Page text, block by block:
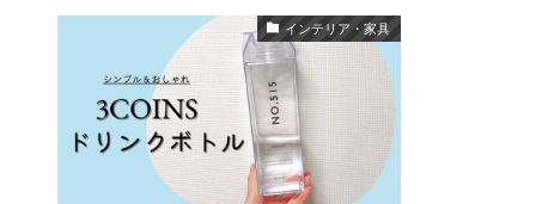
インテリア・家具